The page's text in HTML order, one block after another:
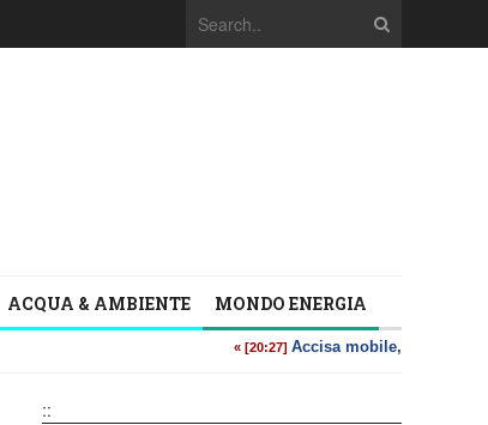
ACQUA & AMBIENTE MONDO ENERGIA
::